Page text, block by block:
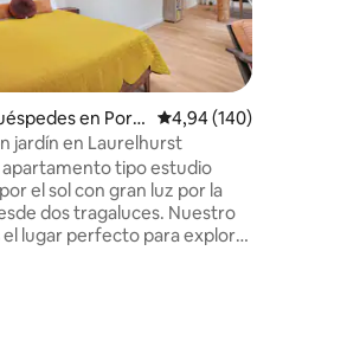
de 5. 437 evaluaciones
en Portl
Calificación promedio:
4,94 (140)
jardín en Laurelhurst
tipo estudio
el sol con gran luz por la
dos tragaluces. Nuestro
lugar perfecto para explorar